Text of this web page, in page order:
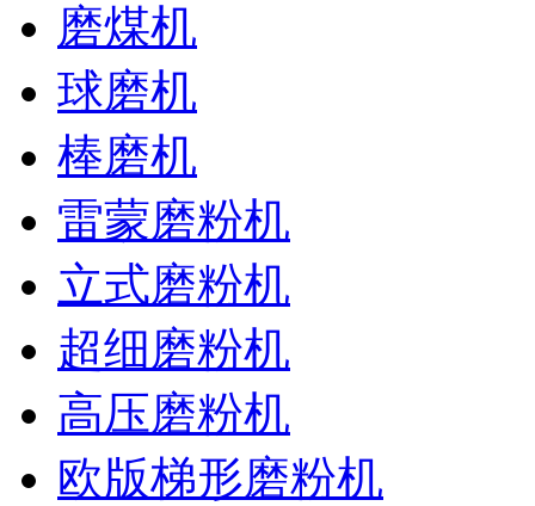
磨煤机
球磨机
棒磨机
雷蒙磨粉机
立式磨粉机
超细磨粉机
高压磨粉机
欧版梯形磨粉机